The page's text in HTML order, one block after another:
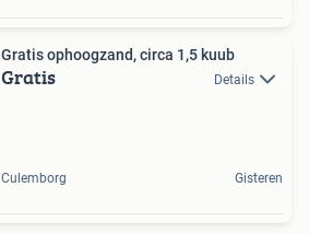
Gratis ophoogzand, circa 1,5 kuub
Gratis Details
Culemborg Gisteren